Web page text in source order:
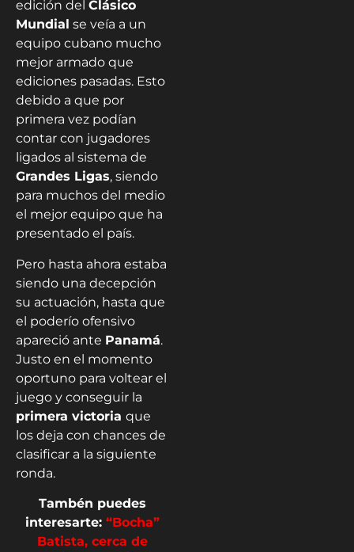
edición del Clásico
Mundial se veía a un
equipo cubano mucho
mejor armado que
ediciones pasadas. Esto
debido a que por
primera vez podían
contar con jugadores
ligados al sistema de
Grandes Ligas, siendo
para muchos del medio
el mejor equipo que ha
presentado el país.
Pero hasta ahora estaba
siendo una decepción
su actuación, hasta que
el poderío ofensivo
apareció ante Panamá.
Justo en el momento
oportuno para voltear el
juego y conseguir la
primera victoria que
los deja con chances de
clasificar a la siguiente
ronda.
Tambén puedes
interesarte: “Bocha”
Batista, cerca de